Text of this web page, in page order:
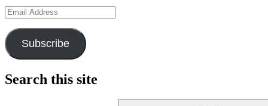
Email
Address
Subscribe
Search this site